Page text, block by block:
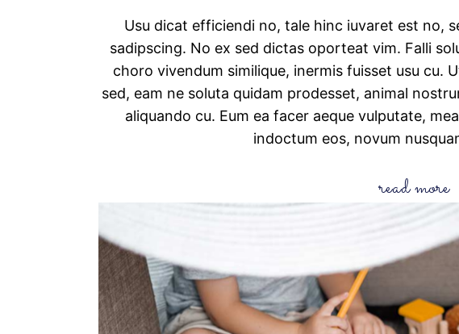
Usu dicat efficiendi no, tale hinc iuvaret est no,
sadipscing. No ex sed dictas oporteat vim. Falli
choro vivendum similique, inermis fuisset usu cu.
sed, eam ne soluta quidam prodesset, animal
aliquando cu. Eum ea facer aeque vulputate,
indoctum eos, novum
read more